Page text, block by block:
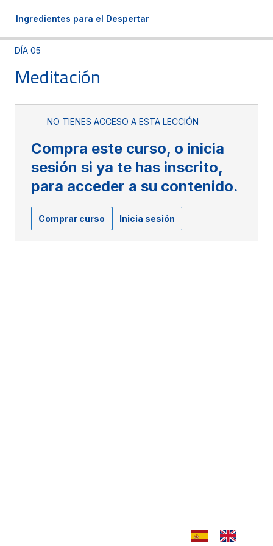
Ingredientes para el Despertar
DÍA 05
Meditación
NO TIENES ACCESO A ESTA LECCIÓN
Compra este curso, o inicia
sesión si ya te has inscrito,
para acceder a su contenido.
Comprar curso Inicia sesión